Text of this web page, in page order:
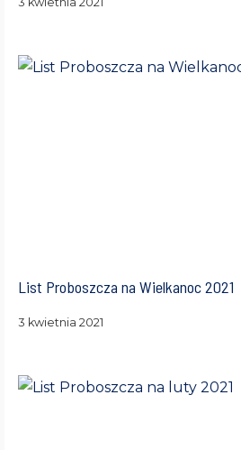
List Proboszcza na Wielkanoc 2021
3 kwietnia 2021